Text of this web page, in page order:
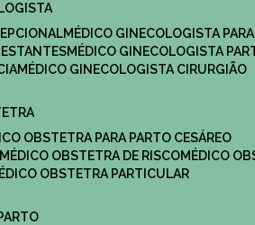
MÉDICO GINECOLOGISTA
MÉDICO GINECOLOGISTA
MÉDICO GINECOLOGISTA CIRURGIÃO
OBSTETRA PARA PARTO CESÁREO
MÉDICO OBSTETRA DE RISCO
MÉDICO
MÉDICO OBSTETRA PARTICULAR